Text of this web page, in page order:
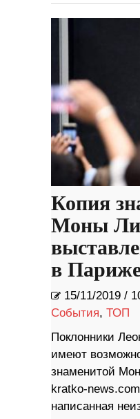
Копия
Моны
в
15/11/2019 /
События, ТОП
Поклонники
имеют
знаменитой
kratko-
написанная